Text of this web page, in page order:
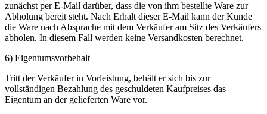
zunächst per E-Mail darüber, dass die von ihm bestellte Ware zur
Abholung bereit steht. Nach Erhalt dieser E-Mail kann der Kunde
die Ware nach Absprache mit dem Verkäufer am Sitz des Verkäufers
abholen. In diesem Fall werden keine Versandkosten berechnet.
6) Eigentumsvorbehalt
Tritt der Verkäufer in Vorleistung, behält er sich bis zur
vollständigen Bezahlung des geschuldeten Kaufpreises das
Eigentum an der gelieferten Ware vor.